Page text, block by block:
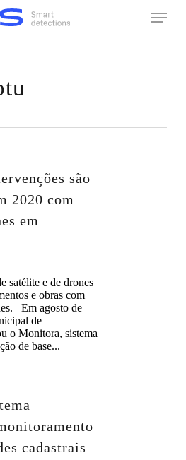
Menu
são
2020 com
em
satélite e de drones
e obras com
Em agosto de
de
o Monitora, sistema
de base...
cadastrais